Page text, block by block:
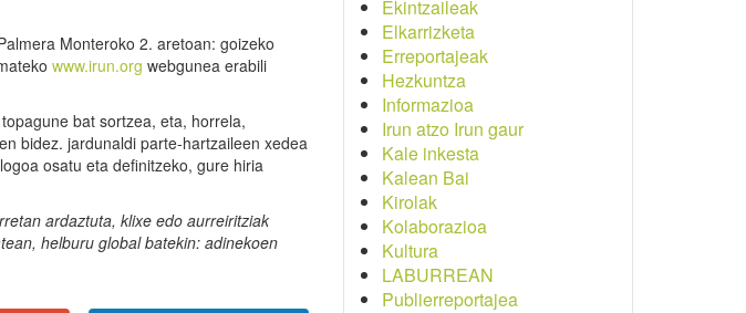
Monteroko 2. aretoan: goizeko
www.irun.org webgunea erabili
bat sortzea, eta, horrela,
bidez. jardunaldi parte-hartzaileen xedea
osatu eta definitzeko, gure hiria
ardaztuta, klixe edo aurreiritziak
helburu global batekin: adinekoen
Ekintzaileak
Elkarrizketa
Erreportajeak
Hezkuntza
Informazioa
Irun atzo Irun gaur
Kale inkesta
Kalean Bai
Kirolak
Kolaborazioa
Kultura
LABURREAN
Publierreportajea